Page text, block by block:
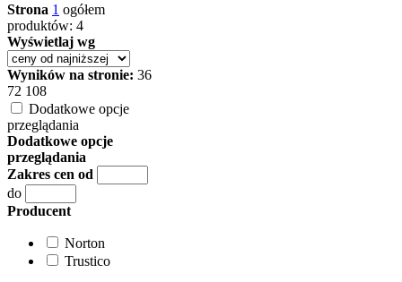
Strona 1 ogółem
produktów: 4
Wyświetlaj wg
Wyników na stronie: 36
72 108
Dodatkowe opcje
przeglądania
Dodatkowe opcje
przeglądania
Zakres cen od
do
Producent
Norton
Trustico